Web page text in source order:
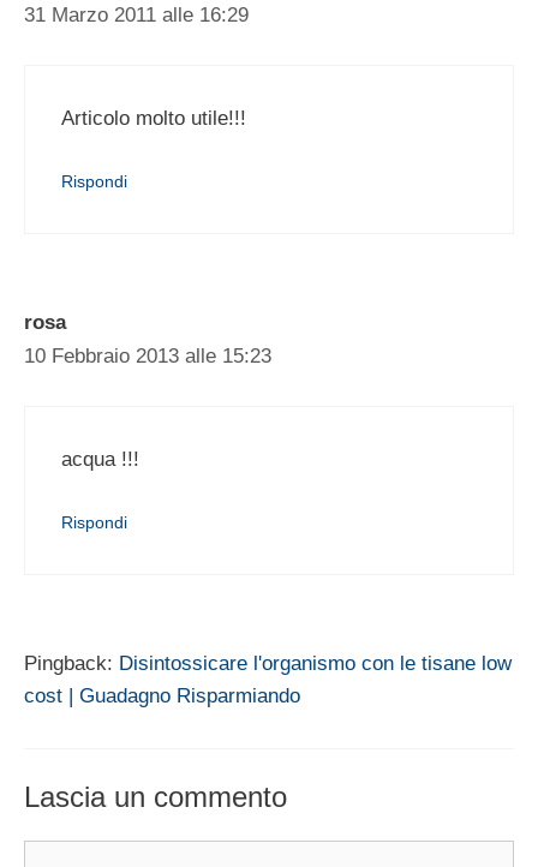
31 Marzo 2011 alle 16:29
Articolo molto utile!!!
Rispondi
rosa
10 Febbraio 2013 alle 15:23
acqua !!!
Rispondi
Pingback: Disintossicare l'organismo con le tisane low
cost | Guadagno Risparmiando
Lascia un commento